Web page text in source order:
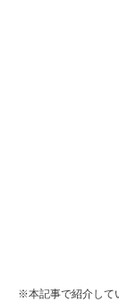
※本記事で紹介して